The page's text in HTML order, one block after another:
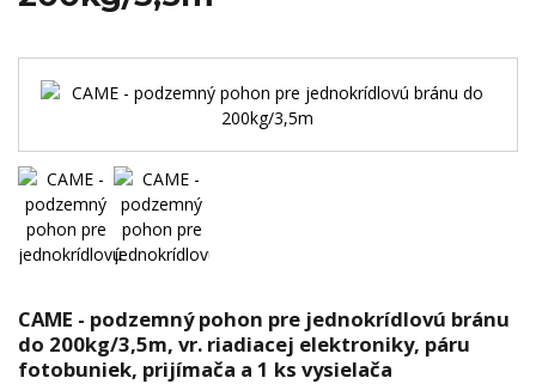
CAME - podzemný pohon pre jednokrídlovú bránu
do 200kg/3,5m, vr. riadiacej elektroniky, páru
fotobuniek, prijímača a 1 ks vysielača